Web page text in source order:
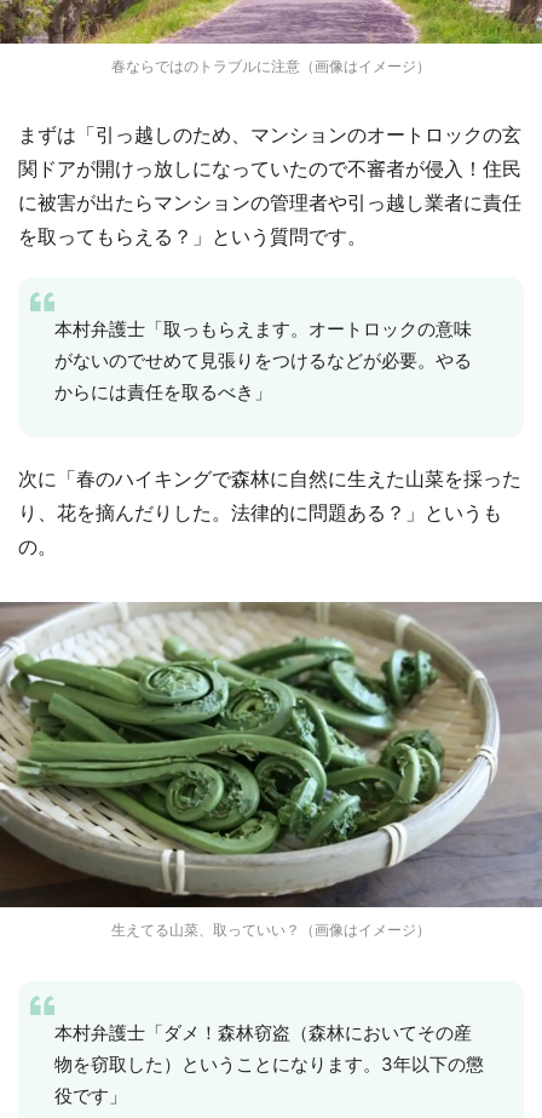
春ならではのトラブルに注意（画像はイメージ）
まずは「引っ越しのため、マンションのオートロックの玄
関ドアが開けっ放しになっていたので不審者が侵入！住民
に被害が出たらマンションの管理者や引っ越し業者に責任
を取ってもらえる？」という質問です。
本村弁護士「取っもらえます。オートロックの意味
がないのでせめて見張りをつけるなどが必要。やる
からには責任を取るべき」
次に「春のハイキングで森林に自然に生えた山菜を採った
り、花を摘んだりした。法律的に問題ある？」というも
の。
生えてる山菜、取っていい？（画像はイメージ）
本村弁護士「ダメ！森林窃盗（森林においてその産
物を窃取した）ということになります。3年以下の懲
役です」